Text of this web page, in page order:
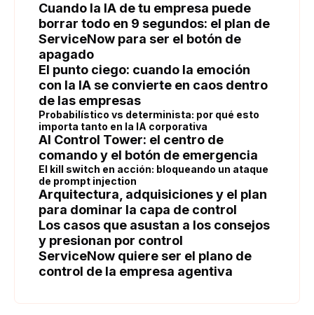
Cuando la IA de tu empresa puede
borrar todo en 9 segundos: el plan de
ServiceNow para ser el botón de
apagado
El punto ciego: cuando la emoción
con la IA se convierte en caos dentro
de las empresas
Probabilístico vs determinista: por qué esto
importa tanto en la IA corporativa
AI Control Tower: el centro de
comando y el botón de emergencia
El kill switch en acción: bloqueando un ataque
de prompt injection
Arquitectura, adquisiciones y el plan
para dominar la capa de control
Los casos que asustan a los consejos
y presionan por control
ServiceNow quiere ser el plano de
control de la empresa agentiva